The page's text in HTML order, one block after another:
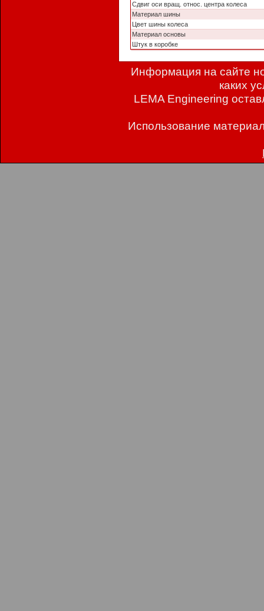
Сдвиг оси вращ. относ. центра колеса
Материал шины
Цвет шины колеса
Материал основы
Штук в коробке
Информация на сайте
каких
LEMA Engineering
Использование